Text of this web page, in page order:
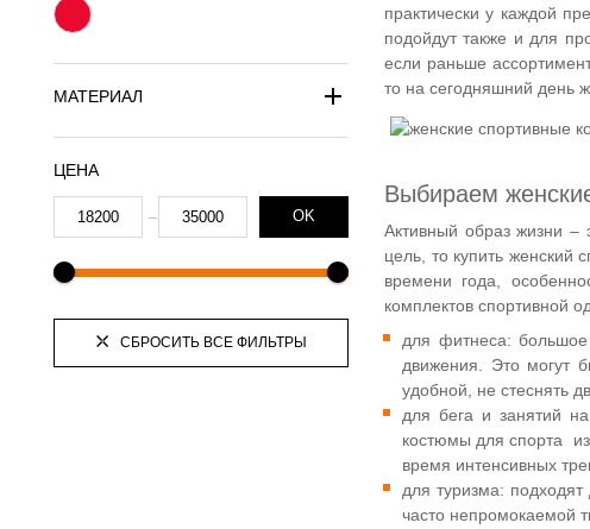
МАТЕРИАЛ
ЦЕНА
OK
СБРОСИТЬ ВСЕ ФИЛЬТРЫ
практически у каждой
подойдут также и для
если раньше
то на сегодняшний день
Выбираем
Активный образ жизни –
цель, то купить женский
времени года,
комплектов спортивной
для фитнеса: большое
движения. Это могут
удобной, не стеснять
для бега и занятий
костюмы для спорта
время интенсивных
для туризма:
часто непромокаемой